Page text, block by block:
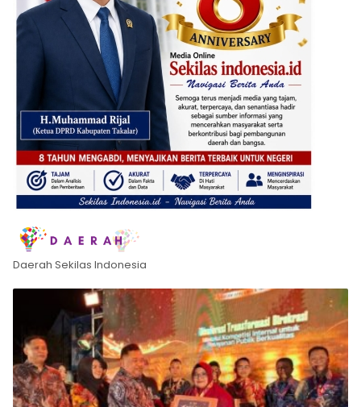
Daerah Sekilas Indonesia